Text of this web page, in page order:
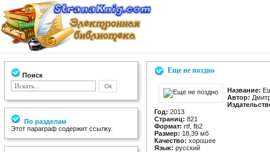
Поиск
По разделам
Этот параграф содержит ссылку.
Еще не поздно
Название:
Автор:
Год: 2013
Страниц: 821
Формат: rtf, fb2
Размер: 18,39 мб
Качество: хорошее
Язык: русский